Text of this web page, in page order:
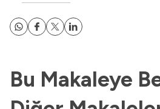
Bu Makaleye